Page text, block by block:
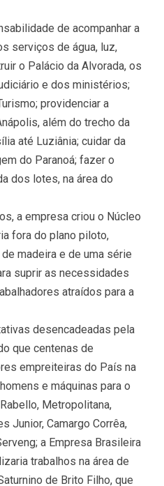
de acompanhar a
serviços de água, luz,
o Palácio da Alvorada, os
e dos ministérios;
providenciar a
além do trecho da
até Luziânia; cuidar da
do Paranoá; fazer o
dos lotes, na área do
a empresa criou o Núcleo
fora do plano piloto,
madeira e de uma série
suprir as necessidades
atraídos para a
desencadeadas pela
que centenas de
empreiteiras do País na
e máquinas para o
Metropolitana,
Junior, Camargo Corrêa,
a Empresa Brasileira
trabalhos na área de
de Brito Filho, que